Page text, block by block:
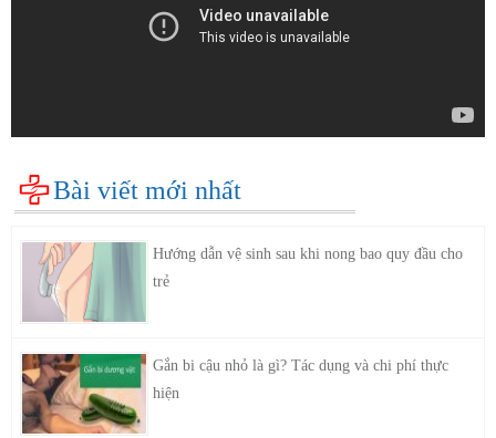
Bài viết mới nhất
Hướng dẫn vệ sinh sau khi nong bao quy đầu cho
trẻ
Gắn bi cậu nhỏ là gì? Tác dụng và chi phí thực
hiện